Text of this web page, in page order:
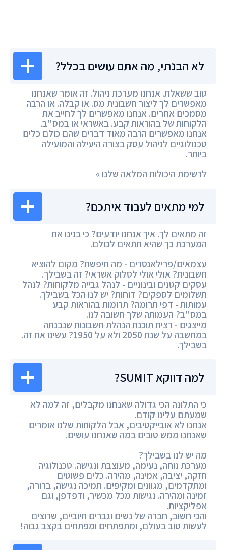
לא הבנתי, מה אתם עושים בכלל?
טוב ששאלת. אנחנו מערכת ניהול. זה אומר שאנחנו
מאפשרים לך ליצור חשבונית מס. או קבלה. או הרבה
מסמכים אחרים. אנחנו מאפשרים לך לחייב את
הלקוחות של בהוראות קבע. באשראי או במס"ב.
אנחנו מאפשרים הרבה מאוד דברים שהם כולם כלים
טכנולוגיים לניהול עסק בצורה היעילה והמועילה
ביותר.
לרשימת היכולות המלאה שלנו »
למי מתאים לעבוד איתכם?
זה מתאים לך. איך אנחנו יודעים? כי בנינו את
המערכת כך שהיא תתאים לכולם.
עצמאים/פרילאנסרים - מה חיפשת? מקום להוציא
חשבונית? אולי אולי לסלוק אשראי? זה בשבילך.
עסקים קטנים ובינוניים - לנהל גבייה מלקוחות? לנהל
תשלומים לספקים? דוחות? יש לנו הכל בשבילך.
עמותות - דפי תרומה? תרומות בהוראות קבע
במס"ב? העמותה שלך חשובה לנו.
מייצגים - רצית תוכנת הנהלת חשבונות שנבנתה
במחשבה על שנת 2050 ולא על 1950? עשינו את זה.
בשבילך.
למה דווקא SUMIT?
כי התלונה הכי גדולה שאנחנו מקבלים, זה למה לא
שמעתם עלינו קודם.
אנחנו לא אובייקטיבים, אבל הלקוחות שלנו אומרים
שאנחנו ממש טובים במה שאנחנו עושים.
מה יש לנו בשבילך?
מערכת נוחה, נעימה, מעוצבת ונגישה. טכנולוגיה
חזקה, יציבה, אמינה, מהירה. כלים פשוטים
ומתקדמים, מגוונים ומקיפים. תמיכה נגישה, ברורה,
זמינה ומהירה. נגישות מכל מכשיר, ודפדפן, וגם
אפליקציות.
והכי חשוב, חברה של נשים וגברים חיוביים, שרוצים
לעשות טוב בעולם, ומתפתחים ומפתחים בקצב גבוה!